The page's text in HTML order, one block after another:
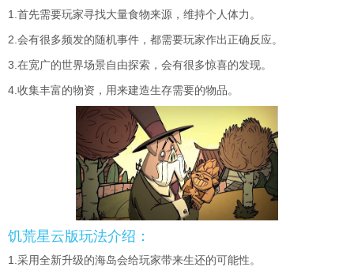
1.首先需要玩家寻找大量食物来源，维持个人体力。
2.会有很多频发的随机事件，都需要玩家作出正确反应。
3.在宽广的世界场景自由探索，会有很多惊喜的发现。
4.收集丰富的物资，用来建造生存需要的物品。
饥荒星云版玩法介绍：
1.采用全新升级的海岛会给玩家带来生还的可能性。